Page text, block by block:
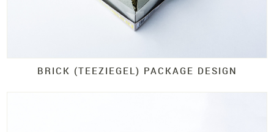
BRICK (TEEZIEGEL) PACKAGE DESIGN